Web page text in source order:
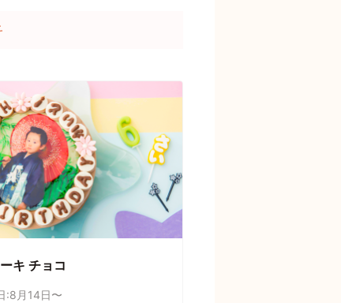
キ チョコ
:8月14日〜